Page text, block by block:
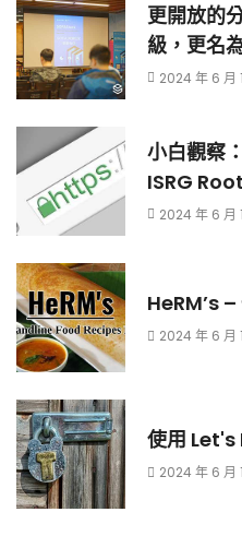
更開放的
級，更名
2024 年 6 月
小白觀察
ISRG Root
2024 年 6 月
HeRM’s
2024 年 6 月
使用
2024 年 6 月